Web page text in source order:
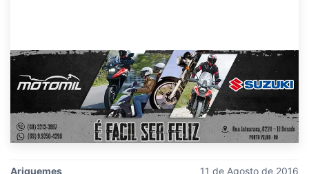
Ariquemes 11 de Agosto de 2016